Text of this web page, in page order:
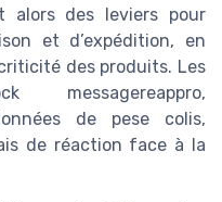
alors des leviers pour
et d’expédition, en
des produits. Les
messagereappro,
de pese colis,
de réaction face à la